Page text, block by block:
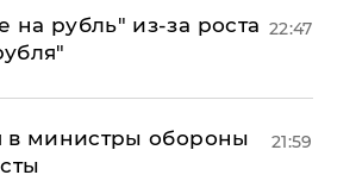
рубль" из-за роста 22:47
в министры обороны
21:59